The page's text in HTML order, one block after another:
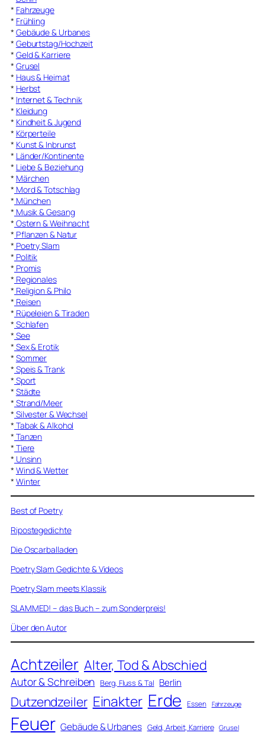
* Fahrzeuge
* Frühling
* Gebäude & Urbanes
* Geburtstag/Hochzeit
* Geld & Karriere
* Grusel
* Haus & Heimat
* Herbst
* Internet & Technik
* Kleidung
* Kindheit & Jugend
* Körperteile
* Kunst & Inbrunst
* Länder/Kontinente
* Liebe & Beziehung
* Märchen
* Mord & Totschlag
* München
* Musik & Gesang
* Ostern & Weihnacht
* Pflanzen & Natur
* Poetry Slam
* Politik
* Promis
* Regionales
* Religion & Philo
* Reisen
* Rüpeleien & Tiraden
* Schlafen
* See
* Sex & Erotik
* Sommer
* Speis & Trank
* Sport
* Städte
* Strand/Meer
* Silvester & Wechsel
* Tabak & Alkohol
* Tanzen
* Tiere
* Unsinn
* Wind & Wetter
* Winter
Best of Poetry
Ripostegedichte
Die Oscarballaden
Poetry Slam Gedichte & Videos
Poetry Slam meets Klassik
SLAMMED! – das Buch – zum Sonderpreis!
Über den Autor
Achtzeiler Alter, Tod & Abschied
Autor & Schreiben Berg, Fluss & Tal Berlin
Dutzendzeiler Einakter Erde Essen Fahrzeuge
Feuer Gebäude & Urbanes Geld, Arbeit, Karriere Grusel